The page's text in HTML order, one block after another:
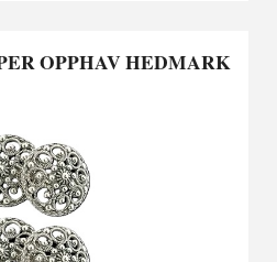
OPPHAV HEDMARK